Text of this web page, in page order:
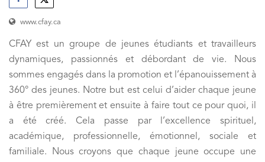
www.cfay.ca
CFAY est un groupe de jeunes étudiants et travailleurs
dynamiques, passionnés et débordant de vie. Nous
sommes engagés dans la promotion et l’épanouissement à
360° des jeunes. Notre but est celui d’aider chaque jeune
à être premièrement et ensuite à faire tout ce pour quoi, il
a été créé. Cela passe par l’excellence spirituel,
académique, professionnelle, émotionnel, sociale et
familiale. Nous croyons que chaque jeune occupe une